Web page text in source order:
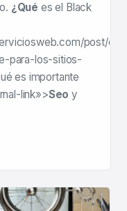
¿Qué es el Black
post/
para-los-sitios-
es importante
link»>Seo y